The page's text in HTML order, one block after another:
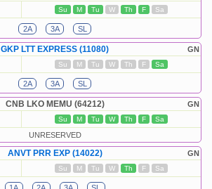
Su M Tu W Th F Sa
2A 3A SL
GN
GKP LTT EXPRESS (11080)
Su M Tu W Th F Sa
2A 3A SL
GN
CNB LKO MEMU (64212)
Su M Tu W Th F Sa
UNRESERVED
GN
ANVT PRR EXP (14022)
Su M Tu W Th F Sa